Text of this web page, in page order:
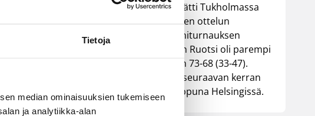
Tietoja
median ominaisuuksien tukemiseen
ja analytiikka-alan
Susiladies päätti Tukholmassa
pelatun kahden ottelun
mittaisen miniturnauksen
tappioon, kun Ruotsi oli parempi
loppulukemin 73-68 (33-47).
Suomi pelaa seuraavan kerran
ensi viikonloppuna Helsingissä.